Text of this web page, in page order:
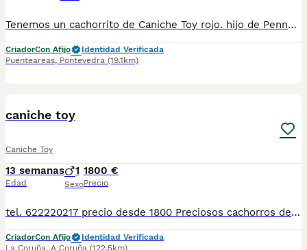
Tenemos un cachorrito de Caniche Toy rojo. hijo de Penny 25cm y Shiko 23 cm. ¿Cómo trabajamos? Para nosotros, lo primero es la salud. Por eso, tanto el papá como la mamá tienen su pedigree y certificado de ADN. Además, están testeados para asegurar que estén libres de las 5 enfermedades hereditarias más comunes en la raza. Así, te llevas a casa a un perrito sano, con la tranquilidad de que no va a sufrir esas complicaciones. Crecen con nosotros, ¡como uno más de la familia! Desde que nacen, los cachorros están en casa. Se acostumbran a todo: nuestras conversaciones, las risas, la tele prendida y los ruidos de los electrodomésticos. Esa estimulación desde chiquititos es clave para que, cuando lleguen a tu hogar, sean unos perritos tranquilos, equilibrados y que se adapten de una. ¿Qué te entregamos con tu cachorro? Sus vacunas al día. Desparasitaciones a los 15 días y unos días antes de irse a su nueva casa. Su pasaporte europeo y microchip listo. Una revisión veterinaria completa: revisamos desde su corazoncito y pulmones, hasta su vista y oídos para que todo esté perfecto. ¿Quieres conocerlos? Nos encanta que vengas a verla, pero como debemos cuidar mucho su salud, todo es con cita previa. Hasta que tengan su primera vacuna, puedes verla sin problema, pero preferimos no tocarlos para evitar cualquier riesgo. Mientras tanto, te vamos mandando fotitos y videos cada semana para que no te pierdas ni un detalle de cómo van creciendo. Reserva y precio Pedimos una señal de 500€ que, por supuesto, se descuenta del precio final. Crianza con todo el cariño y responsabilidad Todo lo hacemos de forma profesional. Contamos con núcleo zoológico y afijo oficial, siguiendo todas las normas para que cada uno de nuestros pequeñitos crezca en el mejor ambiente posible y reciba la atención que se merece.
CriadorCon Afijo
Identidad Verificada
Puenteareas, Pontevedra (19.1km)
caniche toy
Caniche Toy
13 semanas
Edad
1
Sexo
1800 €
Precio
tel. 622220217 precio desde 1800 Preciosos cachorros de caniche Centro Canino zazacan es mucho más que un centro de cría , es una familia comprometida con el bienestar animal y la cría responsable, por ello todos nuestros bebés nacen y se crían en nuestras instalaciones , asegurando así un correcto desarrollo y una magnífica socialización, consiguiendo en cada ejemplar un carácter juguetón y extrovertido algo primordial para su adaptación como un miembro más en tu familia . Se entregan con sus correspondientes vacunas a la edad de cada cachorro, desparasitación, microchip implantado y carnet de primo vacunación. Garantía congénita y vírica por contrato. Nuestros cachorros son nacionales y criados en ambiente familiar. Nos avala la seriedad y profesionalidad. Estamos muy comprometidos con el bienestar animal, por ello cada cachorro recibe cuidados personalizados y supervisión constante, asegurando su bienestar y felicidad desde el primer día. Hacemos envíos a toda España con empresa de transporte privado, proporcionando un viaje confortable y ofreciendo las atenciones necesarias a nuestros bebés . Se puede ver sin compromiso con cita previa. Si quieres más información no dudes en contactar con nosotros Mostrar número de teléfono 622220217
CriadorCon Afijo
Identidad Verificada
La Coruña, A Coruña (122.5km)